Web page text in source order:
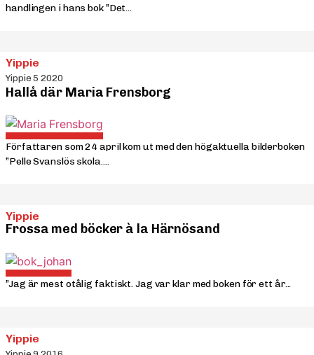
handlingen i hans bok ”Det...
Yippie
Yippie 5 2020
Hallå där Maria Frensborg
Författaren som 24 april kom ut med den högaktuella bilderboken
”Pelle Svanslös skola....
Yippie
Frossa med böcker à la Härnösand
”Jag är mest otålig faktiskt. Jag var klar med boken för ett år...
Yippie